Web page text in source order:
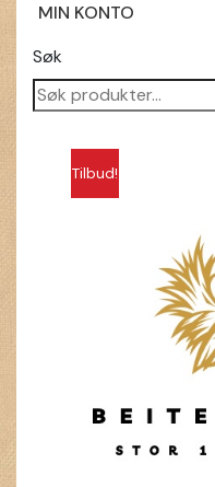
MIN KONTO
Søk
Tilbud!